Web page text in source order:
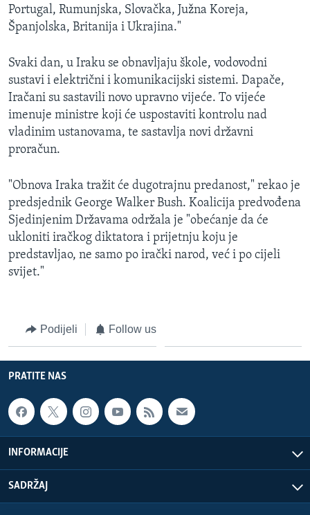
Portugal, Rumunjska, Slovačka, Južna Koreja,
Španjolska, Britanija i Ukrajina."
Svaki dan, u Iraku se obnavljaju škole, vodovodni
sustavi i električni i komunikacijski sistemi. Dapače,
Iračani su sastavili novo upravno vijeće. To vijeće
imenuje ministre koji će uspostaviti kontrolu nad
vladinim ustanovama, te sastavlja novi državni
proračun.
"Obnova Iraka tražit će dugotrajnu predanost," rekao je
predsjednik George Walker Bush. Koalicija predvođena
Sjedinjenim Državama održala je "obećanje da će
ukloniti iračkog diktatora i prijetnju koju je
predstavljao, ne samo po irački narod, već i po cijeli
svijet."
Podijeli Follow us
PRATITE NAS
INFORMACIJE
SADRŽAJ